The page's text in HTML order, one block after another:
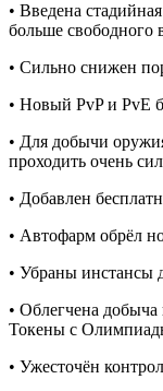
• Введена
больше свободного
• Сильно снижен
• Новый PvP и PvE
• Для добычи
проходить очень
• Добавлен
• Автофарм обрёл
• Убраны инстансы
• Облегчена
Токены с
• Ужесточён